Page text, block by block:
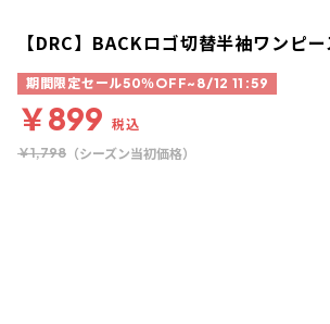
【DRC】BACKロゴ切替半袖ワンピー
期間限定セール50％OFF~8/12 11:59
￥899 税込
￥1,798 （シーズン当初価格）